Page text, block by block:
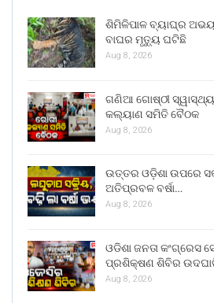
ଶିମିଳିପାଳ ବ୍ୟାଘ୍ର
ବାଘର ମୃତ୍ୟୁ ଘଟିଛି
Aug 8, 2026
ଗଣିଆ ଗୋଷ୍ଠୀ
କଲ୍ୟାଣ ସମିତି ବୈଠକ
Aug 8, 2026
ଉତ୍ତର ଓଡ଼ିଶା ଉପରେ
ଅତିପ୍ରବଳ ବର୍ଷା…
Aug 8, 2026
ଓଡିଶା ଜନତା କଂଗ୍ରେସ
ପ୍ରଶିକ୍ଷଣ ଶିବିର
Aug 8, 2026